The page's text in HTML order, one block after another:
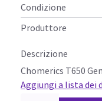
Condizione
Produttore
Descrizione
Chomerics T650
Aggiungi a lista dei